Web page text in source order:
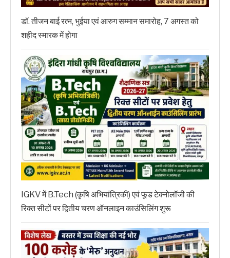
डॉ. तीजन बाई रत्न, भुईया एवं आरुग सम्मान समारोह, 7 अगस्त को
शहीद स्मारक में होगा
IGKV में B.Tech (कृषि अभियांत्रिकी) एवं फूड टेक्नोलॉजी की
रिक्त सीटों पर द्वितीय चरण ऑनलाइन काउंसिलिंग शुरू